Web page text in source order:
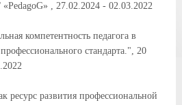
, 27.02.2024 - 02.03.2022
компетентность педагога в
стандарта.", 20
ресурс развития профессиональной